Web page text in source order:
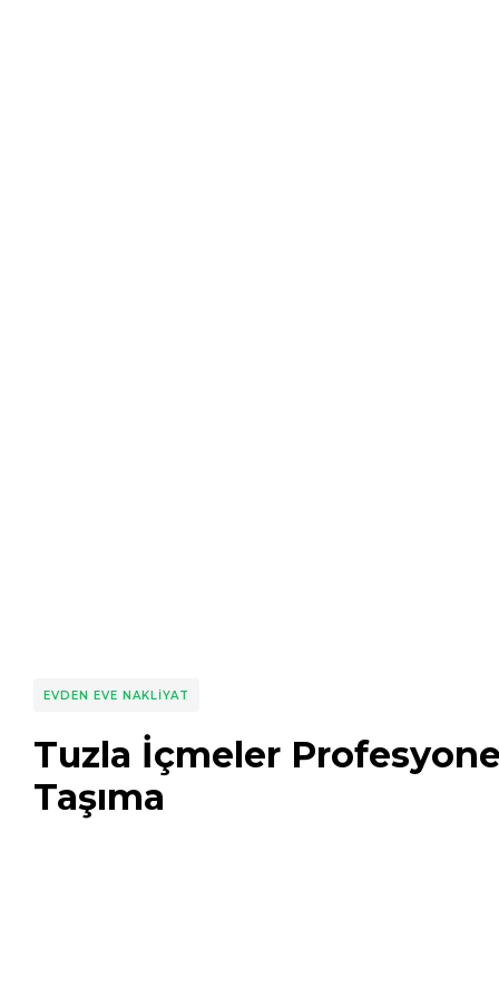
EVDEN EVE NAKLIYAT
Tuzla İçmeler
Taşıma